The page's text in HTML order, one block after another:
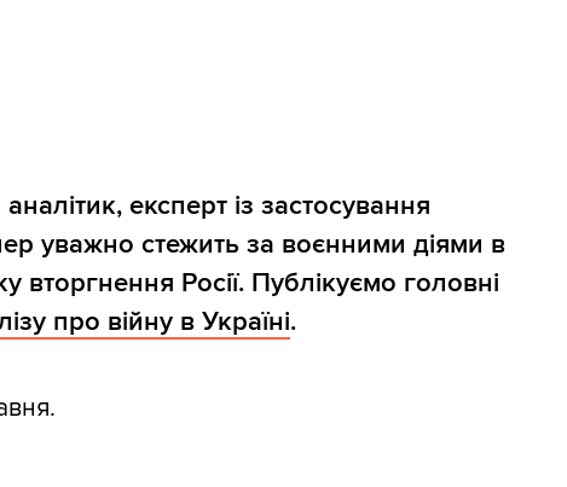
експерт із застосування
уважно стежить за воєнними діями в
вторгнення Росії. Публікуємо головні
про війну в Україні.